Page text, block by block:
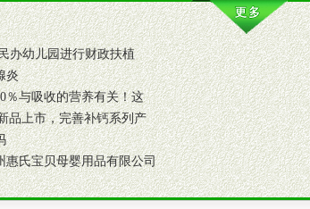
展，以及行业市场的趋势与流行。
健康产品和宣传普及营养建康知识。为经销商、分销商
办幼儿园进行财政扶植
炎
％与吸收的营养有关！这
品上市，完善补钙系列产
惠氏宝贝母婴用品有限公司